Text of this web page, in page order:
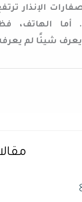
الإنذار
أما الهاتف،
يعرف شيئًا لم